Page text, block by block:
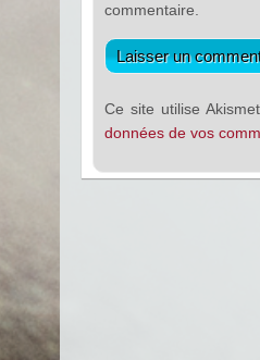
commentaire.
Ce site utilise
données de vos